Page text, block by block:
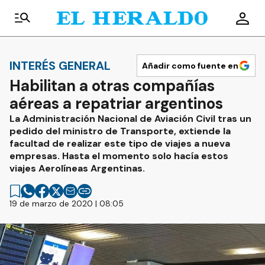
INTERÉS GENERAL Añadir como fuente en
Habilitan a otras compañías
aéreas a repatriar argentinos
La Administración Nacional de Aviación Civil tras un
pedido del ministro de Transporte, extiende la
facultad de realizar este tipo de viajes a nueva
empresas. Hasta el momento solo hacía estos
viajes Aerolíneas Argentinas.
19 de marzo de 2020 | 08:05